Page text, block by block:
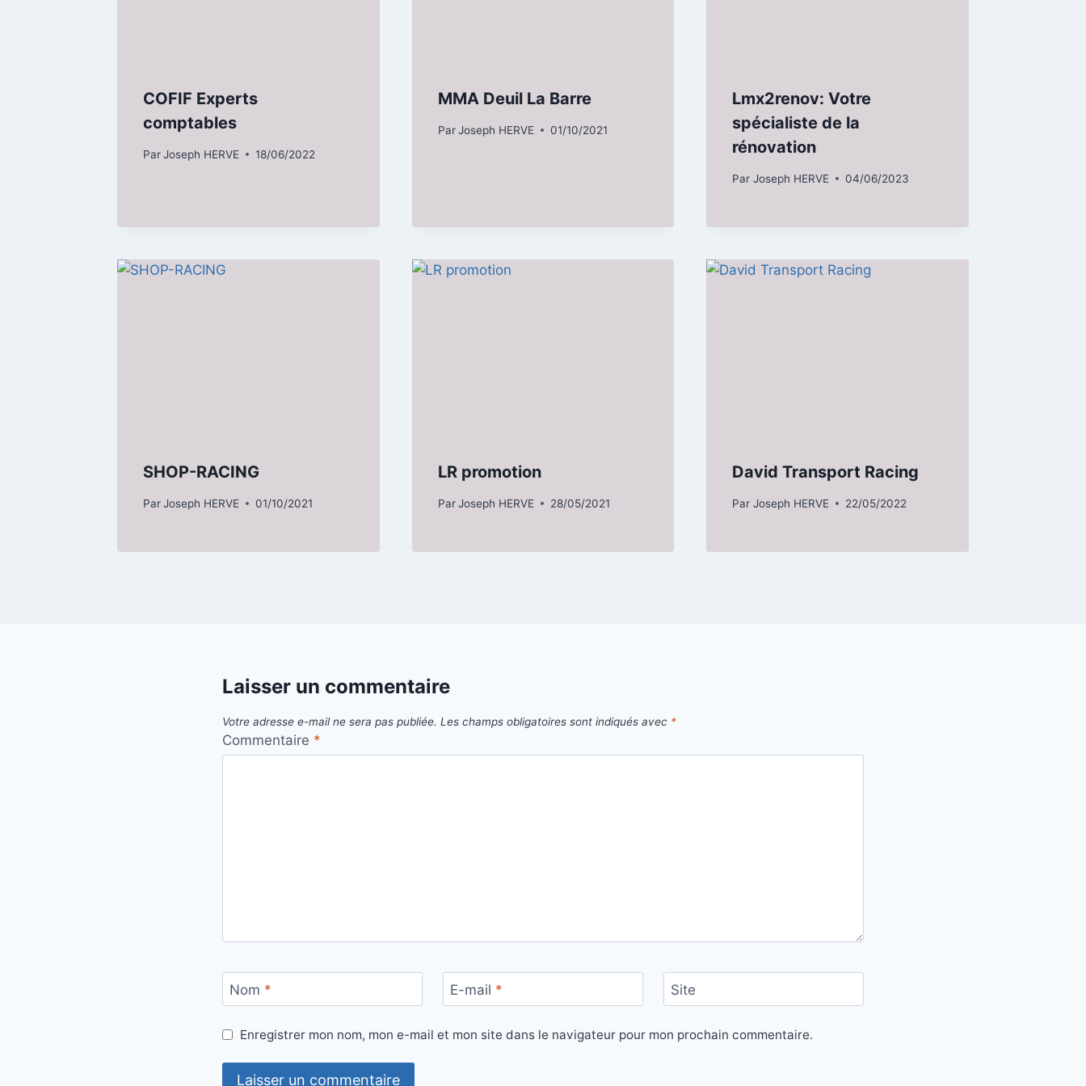
COFIF Experts
comptables
ParJoseph HERVE 18/06/2022
MMA Deuil La Barre
Par Joseph HERVE 01/10/2021
Lmx2renov: Votre
spécialiste de la
rénovation
Par Joseph HERVE 04/06/2023
SHOP-RACING
ParJoseph HERVE 01/10/2021
LR promotion
Par Joseph HERVE 28/05/2021
David Transport Racing
Par Joseph HERVE 22/05/2022
Laisser un commentaire
Votre adresse e-mail ne sera pas publiée. Les champs obligatoires sont indiqués avec *
Commentaire *
Nom * E-mail * Site
Enregistrer mon nom, mon e-mail et mon site dans le navigateur pour mon prochain commentaire.